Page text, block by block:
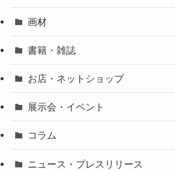
画材
書籍・雑誌
お店・ネットショップ
展示会・イベント
コラム
ニュース・プレスリリース